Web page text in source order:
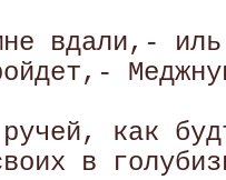
вдали,-
как
в